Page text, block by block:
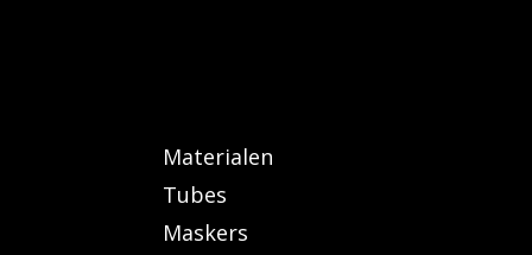
Materialen
Tubes
Maskers